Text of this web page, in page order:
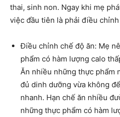
thai, sinh non. Ngay khi mẹ
việc đầu tiên là phải điều
Điều chỉnh chế độ ăn: Mẹ
phẩm có hàm lượng calo
Ăn nhiều những thực phẩm
đủ dinh dưỡng vừa không
nhanh. Hạn chế ăn nhiều
những thực phẩm có hàm